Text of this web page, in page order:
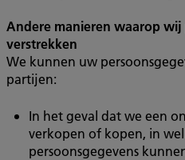
Andere manieren waarop
verstrekken
We kunnen uw
partijen:
In het geval dat we een
verkopen of kopen, in
persoonsgegevens